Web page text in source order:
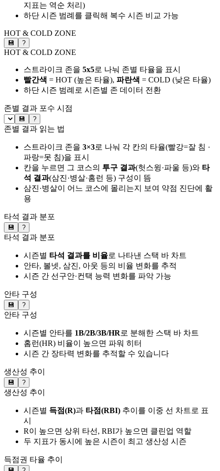
지표는 역순 처리)
하단 시즌 범례를 클릭해 복수 시즌 비교 가능
HOT & COLD ZONE
💾 ?
HOT & COLD ZONE
스트라이크 존을 5x5로 나눠 존별 타율을 표시
빨간색 = HOT (높은 타율), 파란색 = COLD (낮은 타율)
하단 시즌 범례로 시즌별 존 데이터 전환
존별 결과 포수 시점
💾 ?
존별 결과 읽는 법
스트라이크 존을 3×3로 나눠 각 칸의 타율(빨강=잘 침 ·
파랑=못 침)을 표시
칸을 누르면 그 코스의 투구 결과(헛스윙·파울 등)와 타
석 결과(삼진·병살·홈런 등) 구성이 뜸
삼진·병살이 어느 코스에 몰리는지 보여 약점 진단에 활
용
타석 결과 분포
💾 ?
타석 결과 분포
시즌별 타석 결과를 비율로 나타낸 스택 바 차트
안타, 볼넷, 삼진, 아웃 등의 비율 변화를 추적
시즌 간 선구안·컨택 능력 변화를 파악 가능
안타 구성
💾 ?
안타 구성
시즌별 안타를 1B/2B/3B/HR로 분해한 스택 바 차트
홈런(HR) 비율이 높으면 파워 히터
시즌 간 장타력 변화를 추적할 수 있습니다
생산성 추이
💾 ?
생산성 추이
시즌별 득점(R)과 타점(RBI) 추이를 이중 선 차트로 표
시
R이 높으면 상위 타선, RBI가 높으면 클린업 역할
두 지표가 동시에 높은 시즌이 최고 생산성 시즌
득점권 타율 추이